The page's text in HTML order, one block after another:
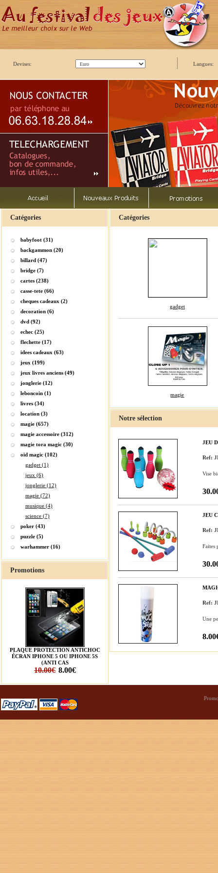
Devises: Langues:
Catégories
babyfoot (31)
backgammon (20)
billard (47)
bridge (7)
cartes (238)
casse-tete (66)
cheques cadeaux (2)
decoration (6)
dvd (92)
echec (25)
flechette (17)
idees cadeaux (63)
jeux (199)
jeux livres anciens (49)
jonglerie (12)
leboncoin (1)
livres (34)
location (3)
magie (657)
magie accessoire (312)
magie tora magic (30)
oid magic (102)
gadget (1)
jeux (6)
jonglerie (12)
magie (72)
musique (4)
science (7)
poker (43)
puzzle (5)
warhammer (16)
Promotions
PLAQUE PROTECTION ANTICHOC
ÉCRAN IPHONE 5 OU IPHONE 5S
(ANTI CAS
10.00€ 8.00€
Catégories
gadget
magie
Notre sélection
JEU
Ref:
Vise
JEU
Ref:
Faites
Ref:
Une